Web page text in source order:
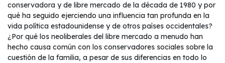
conservadora y de libre mercado de la década de 1980 y por
qué ha seguido ejerciendo una influencia tan profunda en la
vida política estadounidense y de otros países occidentales?
¿Por qué los neoliberales del libre mercado a menudo han
hecho causa común con los conservadores sociales sobre la
cuestión de la familia, a pesar de sus diferencias en todo lo